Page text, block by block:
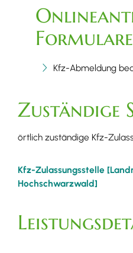
Formulare
Kfz-Abmeldung
Zuständige
örtlich zuständige Kfz-
Kfz-Zulassungsstelle
Hochschwarzwald]